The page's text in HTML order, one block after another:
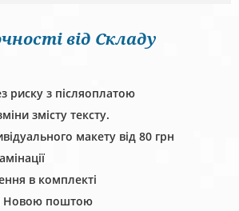
від Складу
риску з післяоплатою
змісту тексту.
макету від 80 грн
в комплекті
Новою поштою